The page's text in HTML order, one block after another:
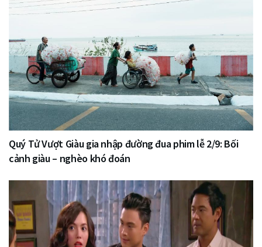
Quý Tử Vượt Giàu gia nhập đường đua phim lễ 2/9: Bối
cảnh giàu – nghèo khó đoán